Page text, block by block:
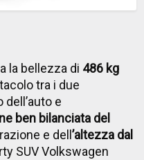
la bellezza di 486 kg
tra i due
e
ben bilanciata del
e dell’altezza dal
SUV Volkswagen